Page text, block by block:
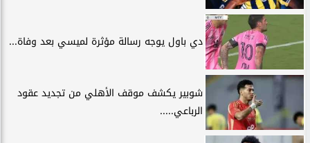
دي باول يوجه رسالة مؤثرة لميسي بعد وفاة...
شوبير يكشف موقف الأهلي من تجديد عقود
الرباعي.....